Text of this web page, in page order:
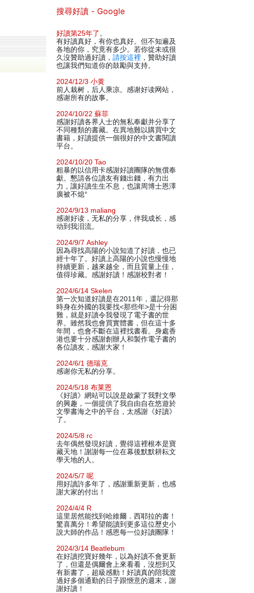
搜尋好讀 - Google
好讀第25年了 。
有好讀真好，有你也真好。但不知遍及
各地的你，究竟有多少。若你從未或很
久沒贊助過好讀， 請按這裡 ，贊助好讀
也讓我們知道你的鼓勵與支持。
2024/12/3 小黄
前人栽树，后人乘凉。感谢好读网站，
感谢所有的故事。
2024/10/22 蘇菲
感謝好讀各界人士的無私奉獻并分享了
不同種類的書藏。在異地難以購買中文
書籍，好讀提供一個很好的中文書閱讀
平台。
2024/10/20 Tao
粗暴的以信用卡感謝好讀團隊的無償奉
獻。懇請各位讀友有錢出錢，有力出
力，讓好讀生生不息，也讓周博士恩澤
廣被不熄°
2024/9/13 maliang
感谢好读，无私的分享，伴我成长，感
动到我泪流。
2024/9/7 Ashley
因為尋找高陽的小說知道了好讀，也已
經十年了。好讀上高陽的小說也慢慢地
持續更新，越來越全，而且質量上佳，
值得珍藏。感謝好讀！感謝校對者！
2024/6/14 Skelen
第一次知道好讀是在2011年，還記得那
時身在外國的我要找<那些年>是十分困
難，就是好讀令我發現了電子書的世
界。雖然我也會買實體書，但在這十多
年間，也會不斷在這裡找書看。身處香
港也要十分感謝創辦人和製作電子書的
各位讀友，感謝大家！
2024/6/1 德瑞克
感谢你无私的分享。
2024/5/18 布莱恩
《好讀》網站可以說是啟蒙了我對文學
的興趣，一個提供了我自由自在悠遊於
文學書海之中的平台，太感謝《好讀》
了。
2024/5/8 rc
去年偶然發現好讀，覺得這裡根本是寶
藏天地！謝謝每一位在幕後默默耕耘文
學天地的人。
2024/5/7 呢
用好讀許多年了，感謝重新更新，也感
謝大家的付出！
2024/4/4 R
這里居然能找到哈維爾．西耶拉的書！
驚喜萬分！希望能讀到更多這位歷史小
說大師的作品！感恩每一位好讀團隊！
2024/3/14 Beatlebum
在好讀挖寶好幾年，以為好讀不會更新
了，但還是偶爾會上來看看，沒想到又
有新書了，超級感動！好讀真的陪我渡
過好多個通勤的日子跟愜意的週末，謝
謝好讀！